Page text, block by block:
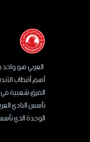
العربي هو
أهم أقطاب
الفرق شعبية
الوحدة الذي تأسس